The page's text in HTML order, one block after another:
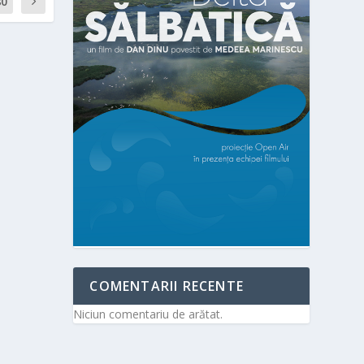
COMENTARII RECENTE
Niciun comentariu de arătat.